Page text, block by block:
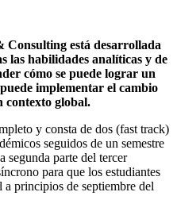
Consulting está desarrollada
las habilidades analíticas y de
cómo se puede lograr un
implementar el cambio
contexto global.
y consta de dos (fast track)
seguidos de un semestre
segunda parte del tercer
para que los estudiantes
principios de septiembre del